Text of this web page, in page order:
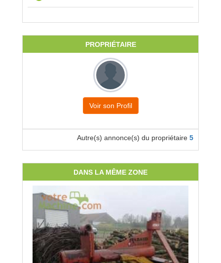
PROPRIÉTAIRE
Voir son Profil
Autre(s) annonce(s) du propriétaire 5
DANS LA MÊME ZONE